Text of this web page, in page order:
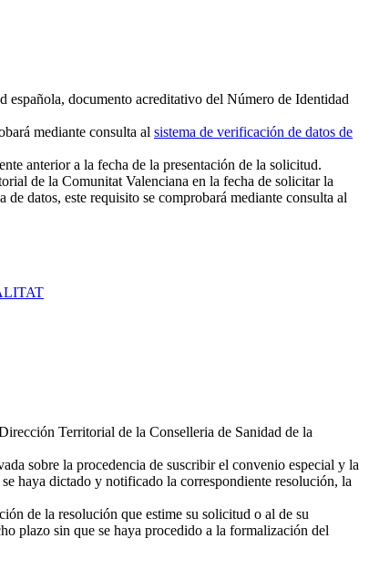
española, documento acreditativo del Número de Identidad
mediante consulta al sistema de verificación de datos de
anterior a la fecha de la presentación de la solicitud.
de la Comunitat Valenciana en la fecha de solicitar la
datos, este requisito se comprobará mediante consulta al
Territorial de la Conselleria de Sanidad de la
sobre la procedencia de suscribir el convenio especial y la
haya dictado y notificado la correspondiente resolución, la
de la resolución que estime su solicitud o al de su
plazo sin que se haya procedido a la formalización del